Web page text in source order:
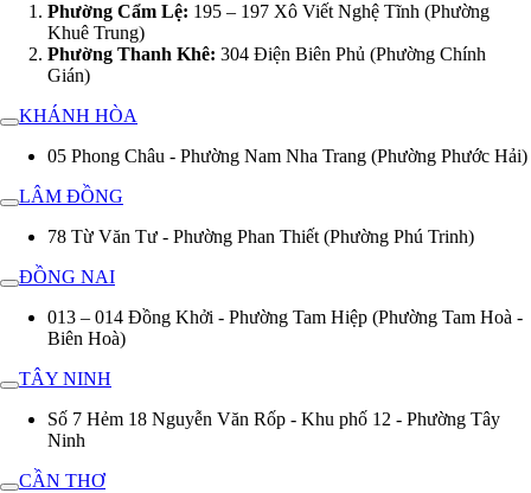
Phường Cẩm Lệ: 195 – 197 Xô Viết Nghệ Tĩnh (Phường
Khuê Trung)
Phường Thanh Khê: 304 Điện Biên Phủ (Phường Chính
Gián)
KHÁNH HÒA
05 Phong Châu - Phường Nam Nha Trang (Phường Phước Hải)
LÂM ĐỒNG
78 Từ Văn Tư - Phường Phan Thiết (Phường Phú Trinh)
ĐỒNG NAI
013 – 014 Đồng Khởi - Phường Tam Hiệp (Phường Tam Hoà -
Biên Hoà)
TÂY NINH
Số 7 Hẻm 18 Nguyễn Văn Rốp - Khu phố 12 - Phường Tây
Ninh
CẦN THƠ